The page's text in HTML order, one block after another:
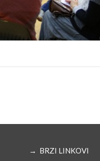
→ BRZI LINKOVI